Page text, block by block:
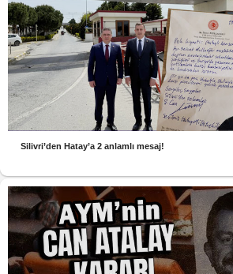
Silivri’den Hatay’a 2 anlamlı mesaj!